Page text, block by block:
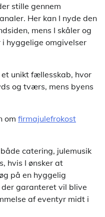
stille gennem
Her kan I nyde den
mens I skåler og
hyggelige omgivelser
unikt fællesskab, hvor
og tværs, mens byens
om firmajulefrokost
catering, julemusik
hvis I ønsker at
på en hyggelig
garanteret vil blive
af eventyr midt i